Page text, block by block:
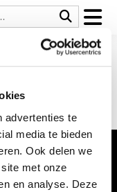
advertenties te
media te bieden
Ook delen we
met onze
en analyse. Deze